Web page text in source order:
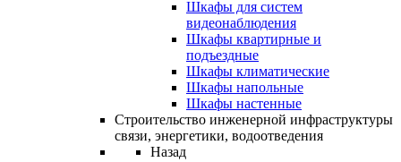
Шкафы для систем
видеонаблюдения
Шкафы квартирные и
подъездные
Шкафы климатические
Шкафы напольные
Шкафы настенные
Строительство инженерной инфраструктуры
связи, энергетики, водоотведения
Назад